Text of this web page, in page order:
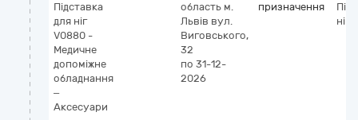
Підставка
для ніг
V0880 -
Медичне
допоміжне
обладнання
–
Аксесуари
область м.
Львів вул.
Виговського,
32
по 31-12-
2026
призначення
ніг